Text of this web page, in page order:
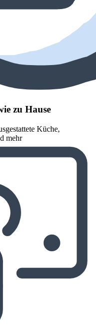
zu Hause
Küche,
mehr